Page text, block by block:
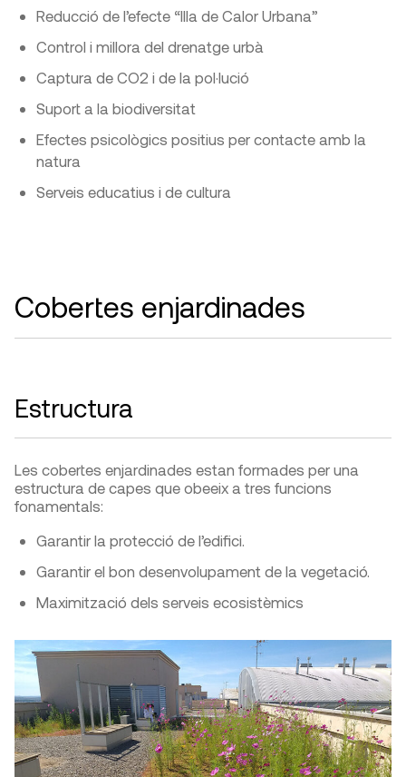
Reducció de l’efecte “Illa de Calor Urbana”
Control i millora del drenatge urbà
Captura de CO2 i de la pol·lució
Suport a la biodiversitat
Efectes psicològics positius per contacte amb la
natura
Serveis educatius i de cultura
Cobertes enjardinades
Estructura
Les cobertes enjardinades estan formades per una
estructura de capes que obeeix a tres funcions
fonamentals:
Garantir la protecció de l’edifici.
Garantir el bon desenvolupament de la vegetació.
Maximització dels serveis ecosistèmics